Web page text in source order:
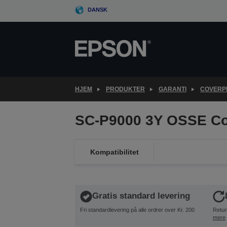
DANSK
HJEM PRODUKTER GARANTI
SC-P9000 3Y OSSE
Kompatibilitet
Gratis standard levering
Fri standardlevering på alle ordrer over Kr. 200
mere